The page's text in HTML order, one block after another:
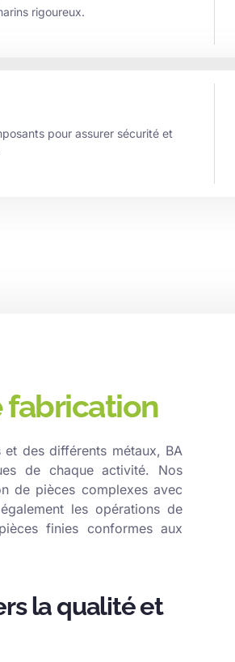
rigoureux.
pour assurer sécurité et
fabrication
des différents métaux, BA
de chaque activité. Nos
de pièces complexes avec
les opérations de
finies conformes aux
la qualité et